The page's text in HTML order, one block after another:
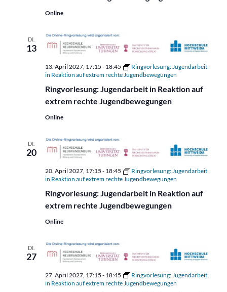
Online
DI.
13
Ringvorlesung: Jugendarbeit in Reaktion auf
extrem rechte Jugendbewegungen
13. April 2027, 17:15 - 18:45
Ringvorlesung: Jugendarbeit
in Reaktion auf extrem rechte Jugendbewegungen
Online
DI.
20
Ringvorlesung: Jugendarbeit in Reaktion auf
extrem rechte Jugendbewegungen
20. April 2027, 17:15 - 18:45
Ringvorlesung: Jugendarbeit
in Reaktion auf extrem rechte Jugendbewegungen
Online
DI.
27
27. April 2027, 17:15 - 18:45
Ringvorlesung: Jugendarbeit
in Reaktion auf extrem rechte Jugendbewegungen